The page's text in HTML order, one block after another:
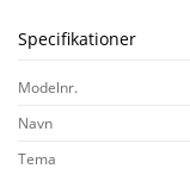
Specifikationer
Modelnr.
Navn
Tema